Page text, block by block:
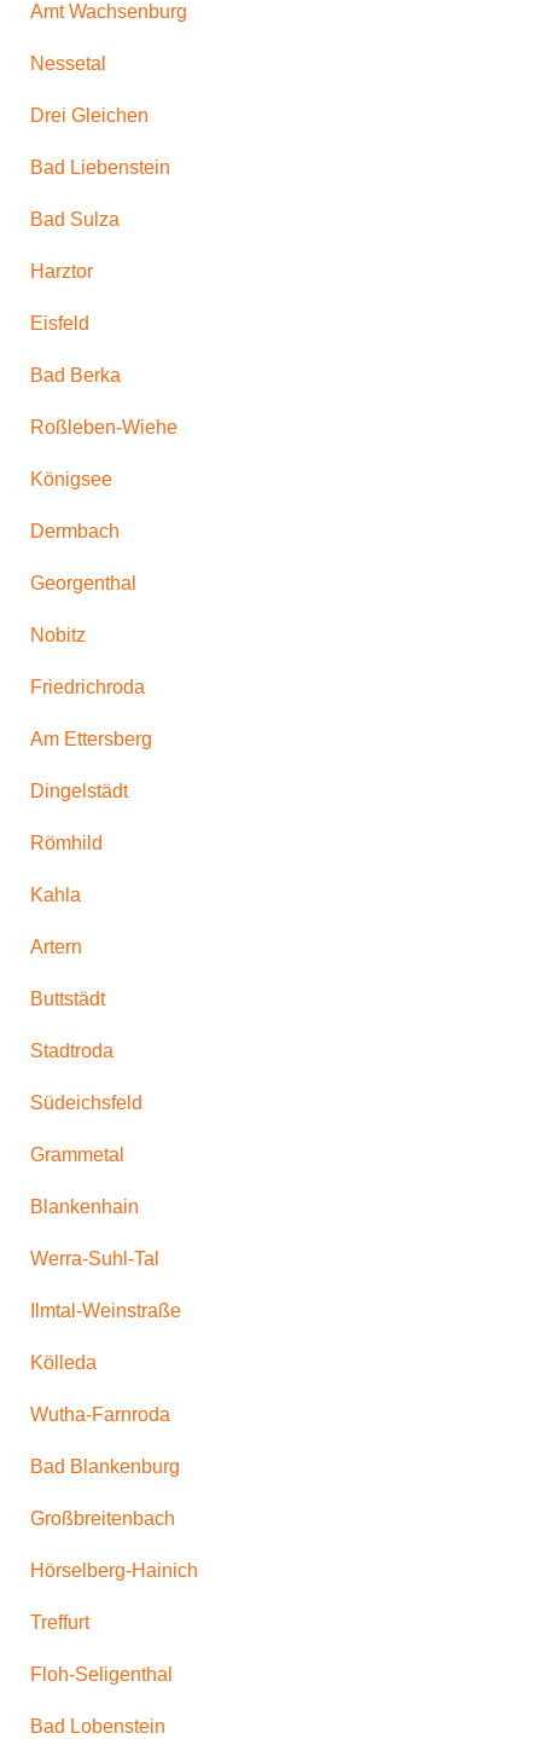
Amt Wachsenburg
Nessetal
Drei Gleichen
Bad Liebenstein
Bad Sulza
Harztor
Eisfeld
Bad Berka
Roßleben-Wiehe
Königsee
Dermbach
Georgenthal
Nobitz
Friedrichroda
Am Ettersberg
Dingelstädt
Römhild
Kahla
Artern
Buttstädt
Stadtroda
Südeichsfeld
Grammetal
Blankenhain
Werra-Suhl-Tal
Ilmtal-Weinstraße
Kölleda
Wutha-Farnroda
Bad Blankenburg
Großbreitenbach
Hörselberg-Hainich
Treffurt
Floh-Seligenthal
Bad Lobenstein